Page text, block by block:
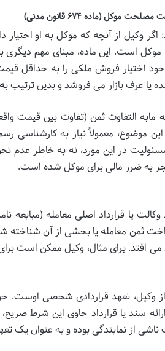
موکل (ماده ۶۷۴ قانون مدنی)
دارد: اگر وکیل از آنچه که موکل به او
موکل است. این ماده، مبنای مهم دیگری
اختیار فروش ملکی را به حداقل
یا عرف بازار می فروشد و بدین ترتیب
مابه التفاوت ثمن (تفاوت بین قیمت
این موضوع، معمولاً نیاز به
در این مورد، نه به خاطر عدم
به ضرر مالی برای موکل شده است.
وکالت یا قرارداد اصلی معامله (مبایعه
ثمن معامله یا بخشی از آن شناخته
می افتد. برای مثال، وکیل ممکن است
وکیل، تعهد قراردادی شخصی اوست.
ارائه سند یا قرارداد حاوی این شرط
از نمایندگی بوده و به عنوان یک